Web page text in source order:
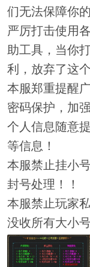
们无法保障你
严厉打击使用
助工具，当你
利，放弃了这
本服郑重提醒
密码保护，加
个人信息随意
等信息！
本服禁止挂小
封号处理！！
本服禁止玩家
没收所有大小